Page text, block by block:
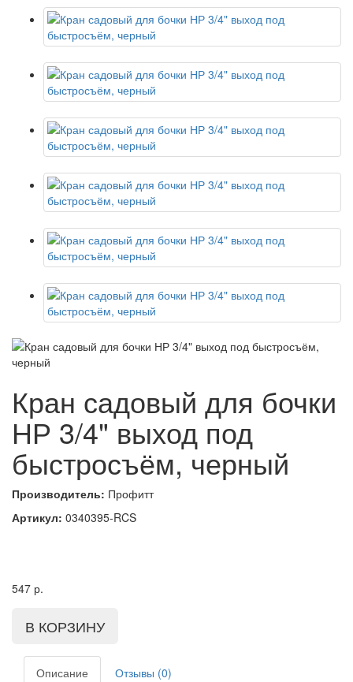
Кран садовый для бочки
НР 3/4" выход под
быстросъём, черный
Производитель: Профитт
Артикул: 0340395-RCS
547 р.
Описание
Отзывы (0)